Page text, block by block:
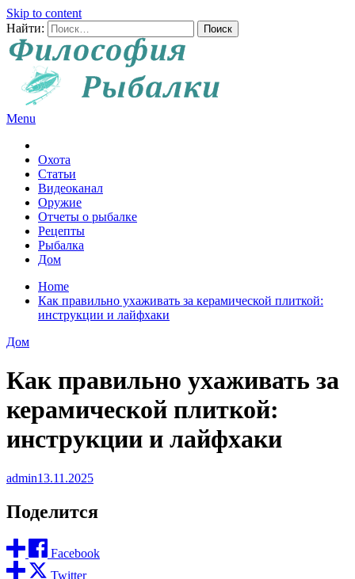
Skip to content
Найти:
Menu
Охота
Статьи
Видеоканал
Оружие
Отчеты о рыбалке
Рецепты
Рыбалка
Дом
Home
Как правильно ухаживать за керамической плиткой:
инструкции и лайфхаки
Дом
Как правильно ухаживать за
керамической плиткой:
инструкции и лайфхаки
admin13.11.2025
Поделится
Facebook
Twitter